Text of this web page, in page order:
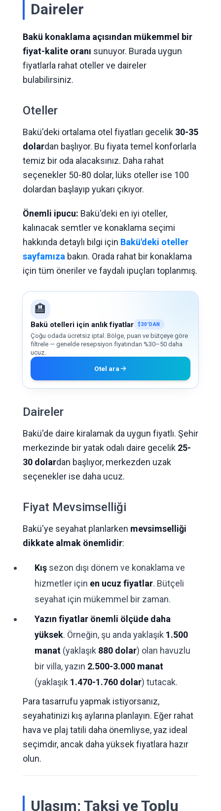
Daireler
Bakü konaklama açısından mükemmel bir
fiyat-kalite oranı sunuyor. Burada uygun
fiyatlarla rahat oteller ve daireler
bulabilirsiniz.
Oteller
Bakü'deki ortalama otel fiyatları gecelik 30-35
dolardan başlıyor. Bu fiyata temel konforlarla
temiz bir oda alacaksınız. Daha rahat
seçenekler 50-80 dolar, lüks oteller ise 100
dolardan başlayıp yukarı çıkıyor.
Önemli ipucu: Bakü'deki en iyi oteller,
kalınacak semtler ve konaklama seçimi
hakkında detaylı bilgi için Bakü'deki oteller
sayfamıza bakın. Orada rahat bir konaklama
için tüm öneriler ve faydalı ipuçları toplanmış.
🏨
Bakü otelleri için anlık fiyatlar $30'DAN
Çoğu odada ücretsiz iptal. Bölge, puan ve bütçeye göre
filtrele — genelde resepsiyon fiyatından %30–50 daha
ucuz.
Otel ara
Daireler
Bakü'de daire kiralamak da uygun fiyatlı. Şehir
merkezinde bir yatak odalı daire gecelik 25-
30 dolardan başlıyor, merkezden uzak
seçenekler ise daha ucuz.
Fiyat Mevsimselliği
Bakü'ye seyahat planlarken mevsimselliği
dikkate almak önemlidir:
Kış sezon dışı dönem ve konaklama ve
hizmetler için en ucuz fiyatlar. Bütçeli
seyahat için mükemmel bir zaman.
Yazın fiyatlar önemli ölçüde daha
yüksek. Örneğin, şu anda yaklaşık 1.500
manat (yaklaşık 880 dolar) olan havuzlu
bir villa, yazın 2.500-3.000 manat
(yaklaşık 1.470-1.760 dolar) tutacak.
Para tasarrufu yapmak istiyorsanız,
seyahatinizi kış aylarına planlayın. Eğer rahat
hava ve plaj tatili daha önemliyse, yaz ideal
seçimdir, ancak daha yüksek fiyatlara hazır
olun.
Ulaşım: Taksi ve Toplu